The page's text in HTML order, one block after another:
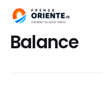
Balance